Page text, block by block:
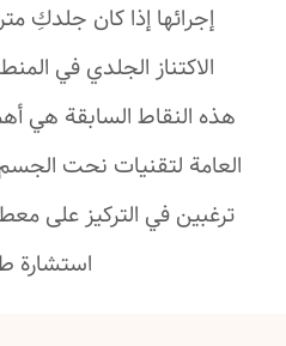
إجرائها إذا كان جلدكِ
الاكتناز الجلدي في
هذه النقاط السابقة هي
العامة لتقنيات نحت
ترغبين في التركيز على
استشارة